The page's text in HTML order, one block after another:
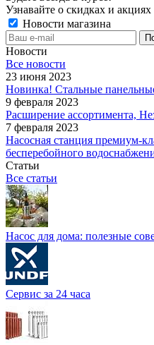
Узнавайте о скидках и
Новости магазина
Новости
Все новости
23 июня 2023
Новинка! Стальные
9 февраля 2023
Расширение ассортимента,
7 февраля 2023
Насосная станция премиум-
бесперебойного
Статьи
Все статьи
Насос для дома: полезные
Сервис за 24 часа